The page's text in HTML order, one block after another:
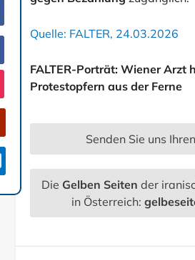
Quelle: FALTER, 24.03.2026
FALTER-Porträt: Wiener Arzt
Protestopfern aus der Ferne
Senden Sie uns Ihren
Die Gelben Seiten der
in Österreich: